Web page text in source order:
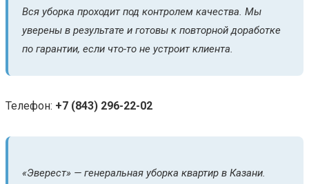
Вся уборка проходит под контролем качества. Мы
уверены в результате и готовы к повторной доработке
по гарантии, если что-то не устроит клиента.
Телефон: +7 (843) 296-22-02
«Эверест» — генеральная уборка квартир в Казани.